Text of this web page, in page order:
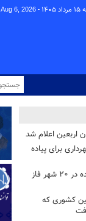
-
Aug 6, 2026
اربعین اعلام شد
برای پیاده
آغاز برنامه ملی پزشکی خانواده در ۲۰ شهر فاز
کشوری که